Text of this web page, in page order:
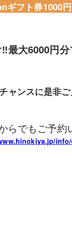
ギフト券1000
最大6000円
ャンスに是非
らでもご予約